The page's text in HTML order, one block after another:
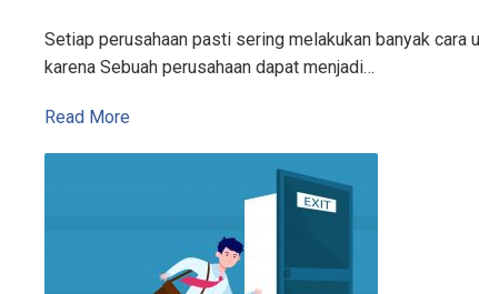
Setiap perusahaan pasti sering melakukan banyak
karena Sebuah perusahaan dapat menjadi…
Read More